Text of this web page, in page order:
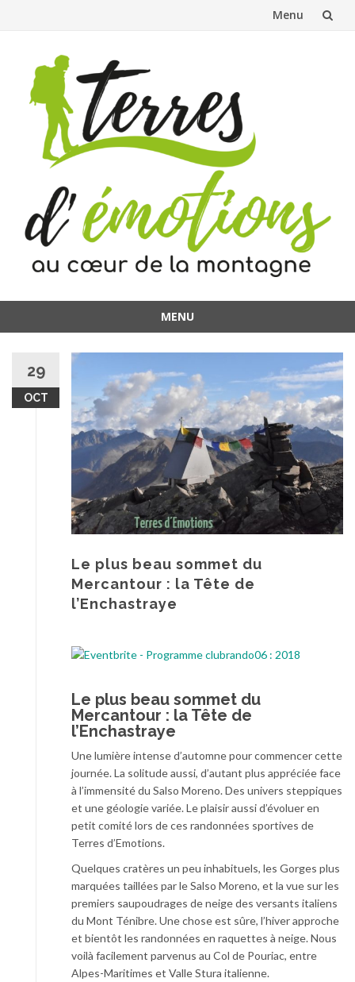
Menu
contenu
MENU
contenu
29
OCT
Le plus beau sommet du
Mercantour : la Tête de
l’Enchastraye
Le plus beau sommet du
Mercantour : la Tête de
l’Enchastraye
Une lumière intense d’automne pour commencer cette
journée. La solitude aussi, d’autant plus appréciée face
à l’immensité du Salso Moreno. Des univers steppiques
et une géologie variée. Le plaisir aussi d’évoluer en
petit comité lors de ces randonnées sportives de
Terres d’Emotions.
Quelques cratères un peu inhabituels, les Gorges plus
marquées taillées par le Salso Moreno, et la vue sur les
premiers saupoudrages de neige des versants italiens
du Mont Ténibre. Une chose est sûre, l’hiver approche
et bientôt les randonnées en raquettes à neige. Nous
voilà facilement parvenus au Col de Pouriac, entre
Alpes-Maritimes et Valle Stura italienne.